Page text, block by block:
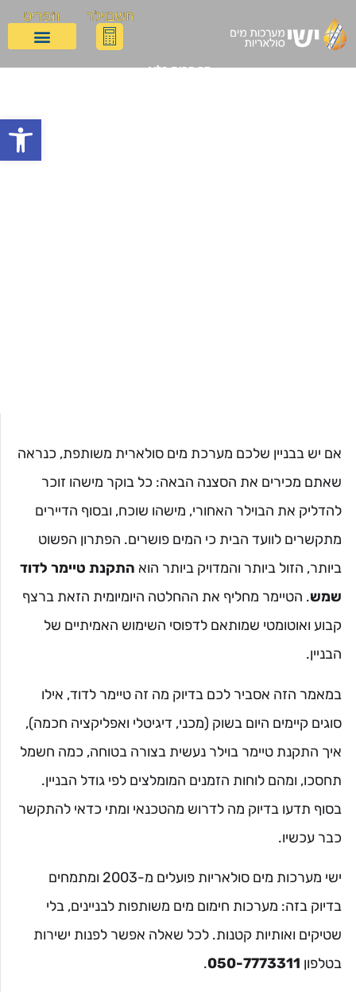
חשבוילר תפריט
דף הביתבלוג
התקנת טיימר לדוד שמש:
המדריך המלא לחיסכון
אם יש בבניין שלכם מערכת מים סולארית משותפת, כנראה
שאתם מכירים את הסצנה הבאה: כל בוקר מישהו זוכר
להדליק את הבוילר האחורי, מישהו שוכח, ובסוף הדיירים
מתקשרים לוועד הבית כי המים פושרים. הפתרון הפשוט
ביותר, הזול ביותר והמדויק ביותר הוא התקנת טיימר לדוד
שמש. הטיימר מחליף את ההחלטה היומיומית הזאת ברצף
קבוע ואוטומטי שמותאם לדפוסי השימוש האמיתיים של
הבניין.
במאמר הזה אסביר לכם בדיוק מה זה טיימר לדוד, אילו
סוגים קיימים היום בשוק (מכני, דיגיטלי ואפליקציה חכמה),
איך התקנת טיימר בוילר נעשית בצורה בטוחה, כמה חשמל
תחסכו, ומהם לוחות הזמנים המומלצים לפי גודל הבניין.
בסוף תדעו בדיוק מה לדרוש מהטכנאי ומתי כדאי להתקשר
כבר עכשיו.
ישי מערכות מים סולאריות פועלים מ-2003 ומתמחים
בדיוק בזה: מערכות חימום מים משותפות לבניינים, בלי
שטיקים ואותיות קטנות. לכל שאלה אפשר לפנות ישירות
בטלפון 050-7773311
.